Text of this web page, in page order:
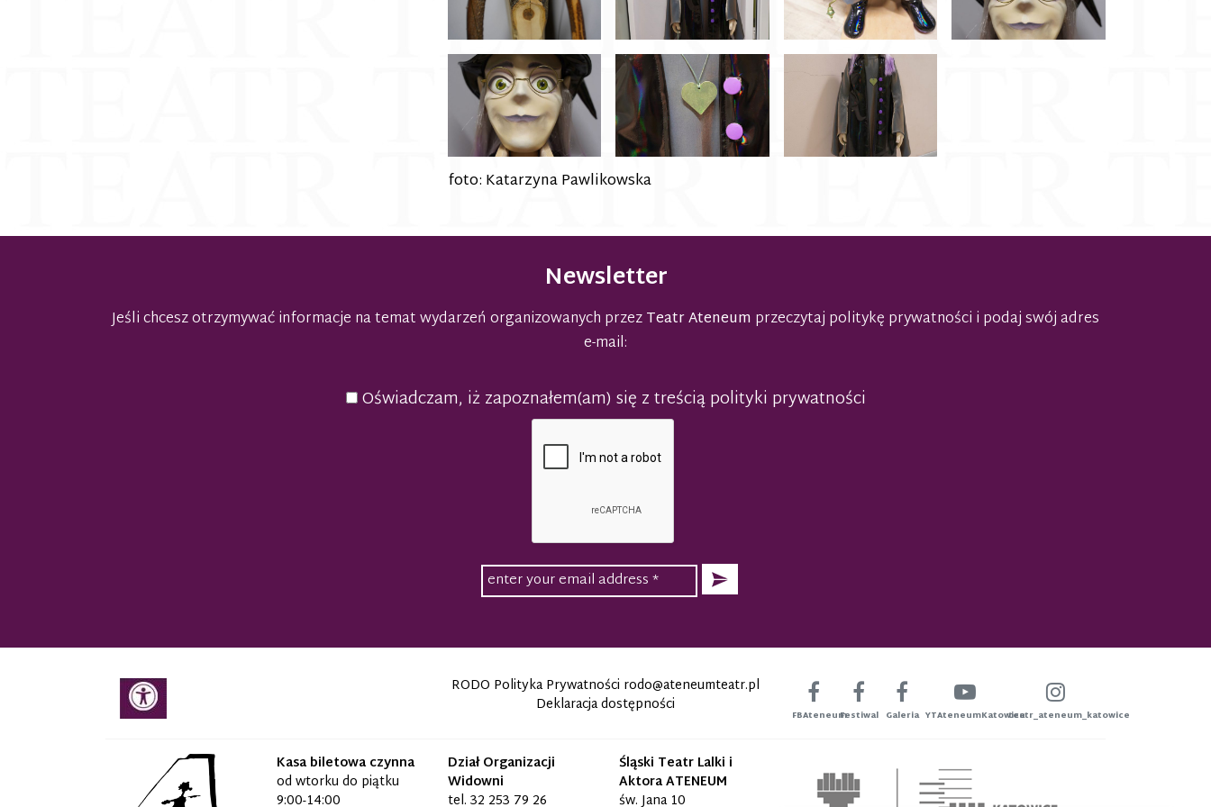
foto: Katarzyna Pawlikowska
Newsletter
Jeśli chcesz otrzymywać informacje na temat wydarzeń organizowanych przezTeatr Ateneum przeczytaj politykę prywatności i podaj swój adres
e-mail:
Oświadczam, iż zapoznałem(am) się z treścią polityki prywatności
RODO Polityka Prywatności rodo@ateneumteatr.pl
Deklaracja dostępności
FBAteneumFestiwal Galeria YTAteneumKatowiceteatr_ateneum_katowice
Kasa biletowa czynna
od wtorku do piątku
9:00-14:00
Dział Organizacji
Widowni
tel. 32 253 79 26
Śląski Teatr Lalki i
Aktora ATENEUM
św. Jana 10